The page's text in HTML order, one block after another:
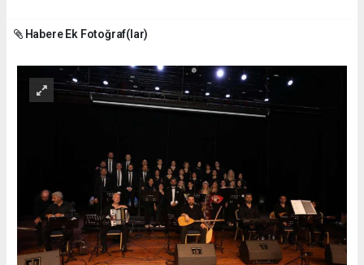
Habere Ek Fotoğraf(lar)